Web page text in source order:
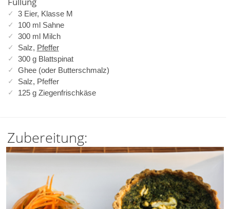
3 Eier, Klasse M
100 ml Sahne
300 ml Milch
Salz, Pfeffer
300 g Blattspinat
Ghee (oder Butterschmalz)
Salz, Pfeffer
125 g Ziegenfrischkäse
Zubereitung: